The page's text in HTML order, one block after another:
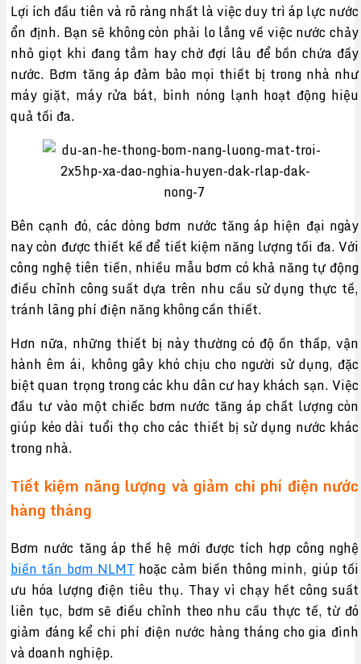
Lợi ích đầu tiên và rõ ràng nhất là việc duy trì áp lực nước
ổn định. Bạn sẽ không còn phải lo lắng về việc nước chảy
nhỏ giọt khi đang tắm hay chờ đợi lâu để bồn chứa đầy
nước. Bơm tăng áp đảm bảo mọi thiết bị trong nhà như
máy giặt, máy rửa bát, bình nóng lạnh hoạt động hiệu
quả tối đa.
Bên cạnh đó, các dòng bơm nước tăng áp hiện đại ngày
nay còn được thiết kế để tiết kiệm năng lượng tối đa. Với
công nghệ tiên tiến, nhiều mẫu bơm có khả năng tự động
điều chỉnh công suất dựa trên nhu cầu sử dụng thực tế,
tránh lãng phí điện năng không cần thiết.
Hơn nữa, những thiết bị này thường có độ ồn thấp, vận
hành êm ái, không gây khó chịu cho người sử dụng, đặc
biệt quan trọng trong các khu dân cư hay khách sạn. Việc
đầu tư vào một chiếc bơm nước tăng áp chất lượng còn
giúp kéo dài tuổi thọ cho các thiết bị sử dụng nước khác
trong nhà.
Tiết kiệm năng lượng và giảm chi phí điện nước
hàng tháng
Bơm nước tăng áp thế hệ mới được tích hợp công nghệ
biến tần bơm NLMT hoặc cảm biến thông minh, giúp tối
ưu hóa lượng điện tiêu thụ. Thay vì chạy hết công suất
liên tục, bơm sẽ điều chỉnh theo nhu cầu thực tế, từ đó
giảm đáng kể chi phí điện nước hàng tháng cho gia đình
và doanh nghiệp.